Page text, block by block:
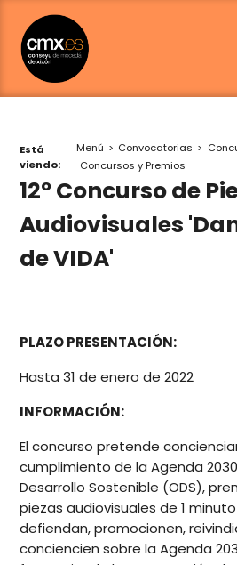
Está
viendo:
Menú Convocatorias
Concursos y Premios
12º Concurso de
Audiovisuales
de VIDA'
PLAZO PRESENTACIÓN:
Hasta 31 de enero de 2022
INFORMACIÓN:
El concurso pretende
cumplimiento de la Agenda
Desarrollo Sostenible (ODS),
piezas audiovisuales de 1
defiendan, promocionen,
conciencien sobre la Agenda